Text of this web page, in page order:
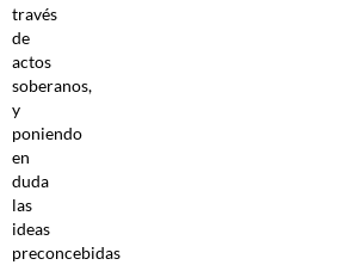
través
de
actos
soberanos,
y
poniendo
en
duda
las
ideas
preconcebidas